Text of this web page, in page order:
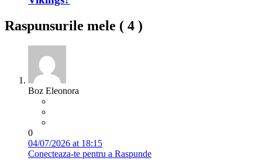
Raspunsurile mele ( 4 )
Boz Eleonora
0
04/07/2026 at 18:15
Conecteaza-te pentru a Raspunde